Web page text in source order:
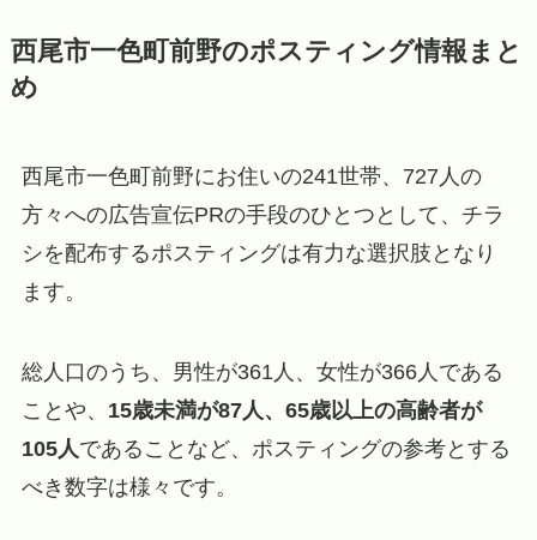
西尾市一色町前野のポスティング情報まと
め
西尾市一色町前野にお住いの241世帯、727人の
方々への広告宣伝PRの手段のひとつとして、チラ
シを配布するポスティングは有力な選択肢となり
ます。
総人口のうち、男性が361人、女性が366人である
ことや、 15歳未満が87人、65歳以上の高齢者が
105人であることなど、ポスティングの参考とする
べき数字は様々です。